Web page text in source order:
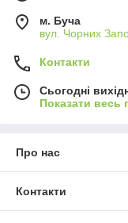
м. Буча
вул. Чорних
Контакти
Сьогодні
Показати весь
Про нас
Контакти